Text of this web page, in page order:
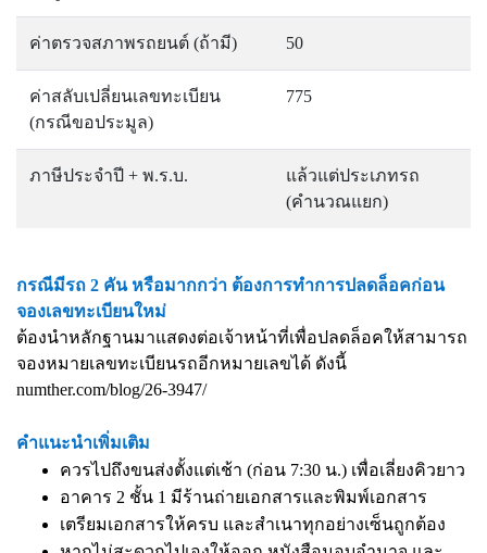
ค่าตรวจสภาพรถยนต์ (ถ้ามี) 50
ค่าสลับเปลี่ยนเลขทะเบียน
(กรณีขอประมูล)
775
ภาษีประจำปี + พ.ร.บ.
แล้วแต่ประเภทรถ
(คำนวณแยก)
กรณีมีรถ 2 คัน หรือมากกว่า ต้องการทำการปลดล็อคก่อน
จองเลขทะเบียนใหม่
ต้องนำหลักฐานมาแสดงต่อเจ้าหน้าที่เพื่อปลดล็อคให้สามารถ
จองหมายเลขทะเบียนรถอีกหมายเลขได้ ดังนี้
numther.com/blog/26-3947/
คำแนะนำเพิ่มเติม
ควรไปถึงขนส่งตั้งแต่เช้า (ก่อน 7:30 น.) เพื่อเลี่ยงคิวยาว
อาคาร 2 ชั้น 1 มีร้านถ่ายเอกสารและพิมพ์เอกสาร
เตรียมเอกสารให้ครบ และสำเนาทุกอย่างเซ็นถูกต้อง